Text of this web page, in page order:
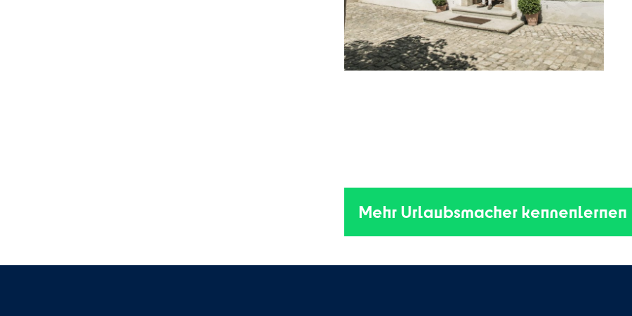
Mehr Urlaubsmacher kennenlernen